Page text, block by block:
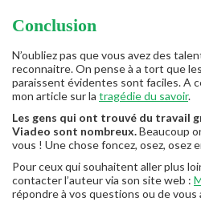
Conclusion
N’oubliez pas que vous avez des
reconnaitre. On pense à a tort que
paraissent évidentes sont faciles. A
mon article sur la tragédie du savoir.
Les gens qui ont trouvé du travail
Viadeo sont nombreux.Beaucoup
vous ! Une chose foncez, osez, osez
Pour ceux qui souhaitent aller plus
contacter l’auteur via son site web :
répondre à vos questions ou de